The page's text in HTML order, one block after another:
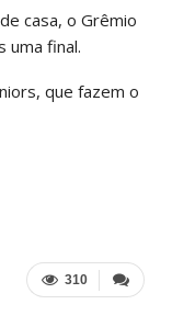
casa, o Grêmio
uma final.
que fazem o
310